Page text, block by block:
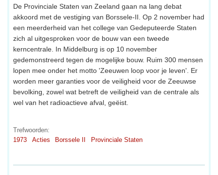
De Provinciale Staten van Zeeland gaan na lang debat
akkoord met de vestiging van Borssele-II. Op 2 november had
een meerderheid van het college van Gedeputeerde Staten
zich al uitgesproken voor de bouw van een tweede
kerncentrale. In Middelburg is op 10 november
gedemonstreerd tegen de mogelijke bouw. Ruim 300 mensen
lopen mee onder het motto 'Zeeuwen loop voor je leven'. Er
worden meer garanties voor de veiligheid voor de Zeeuwse
bevolking, zowel wat betreft de veiligheid van de centrale als
wel van het radioactieve afval, geëist.
Trefwoorden:
1973
Acties Borssele II Provinciale Staten